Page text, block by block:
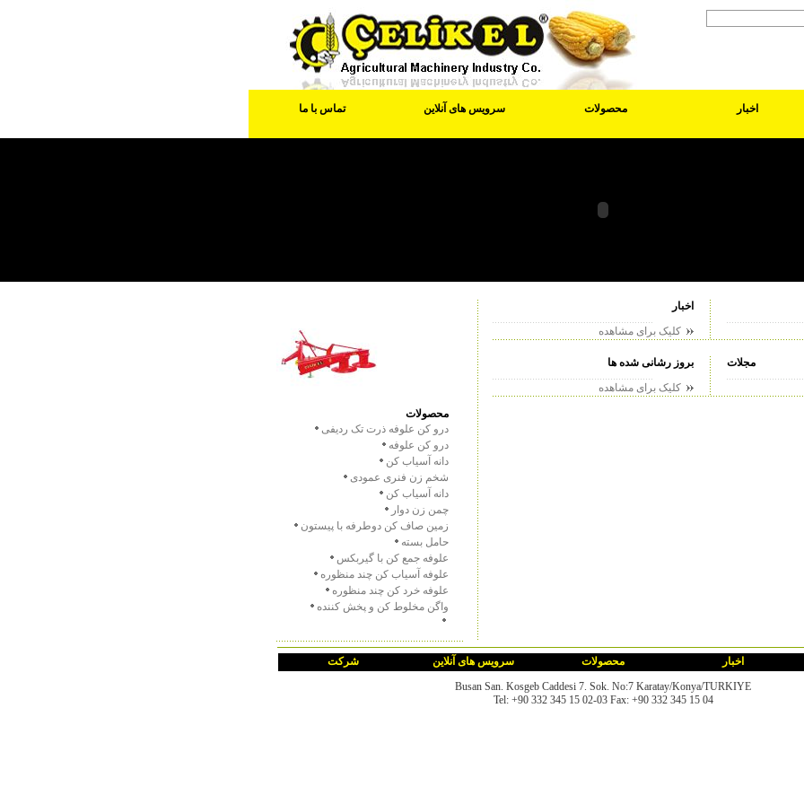
تماس با ما سرویس های آنلاین محصولات اخبار
محصولات
درو کن علوفه ذرت تک ردیفی
درو کن علوفه
دانه آسیاب کن
شخم زن فنری عمودی
دانه آسیاب کن
چمن زن دوار
زمین صاف کن دوطرفه با پیستون
حامل بسته
علوفه جمع کن با گیربکس
علوفه آسیاب کن چند منظوره
علوفه خرد کن چند منظوره
واگن مخلوط کن و پخش کننده
اخبار
کلیک برای مشاهده
بروز رشانی شده ها
کلیک برای مشاهده
مجلات
شرکت سرویس های آنلاین محصولات اخبار
Busan San. Kosgeb Caddesi 7. Sok. No:7 Karatay/Konya/TURKIYE
Tel: +90 332 345 15 02-03 Fax: +90 332 345 15 04